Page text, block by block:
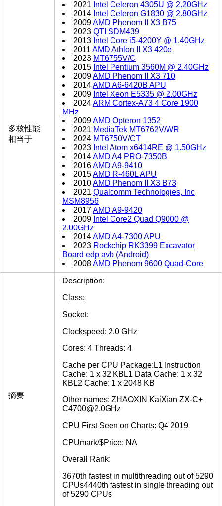
多核性能
相当于
2021 Intel Celeron 4305U @ 2.20GHz
2014 Intel Celeron G1830 @ 2.80GHz
2009AMD Phenom II X3 B75
2023 QTI SDM439
2013 Intel Core i5-4200Y @ 1.40GHz
2011AMD Athlon II X3 420e
2023 MT6755V/C
2015 Intel Pentium 3560M @ 2.40GHz
2009AMD Phenom II X3 710
2014AMD A6-6420B APU
2009 Intel Xeon E5335 @ 2.00GHz
2024ARM Cortex-A73 4 Core 1900
MHz
2009AMD Opteron 1352
2021 MediaTek MT6762V/WR
2024 MT6750V/CT
2023 Intel Atom x6414RE @ 1.50GHz
2014AMD A4 PRO-7350B
2016AMD A9-9410
2015AMD R-460L APU
2010AMD Phenom II X3 B73
2021 Qualcomm Technologies, Inc
MSM8956
2017AMD A9-9420
2009 Intel Core2 Quad Q9000 @
2.00GHz
2014AMD A4-7300 APU
2023 Rockchip RK3399 Excavator
Board edp avb (Android)
2008AMD Phenom 9600 Quad-Core
摘要
Description:
Class:
Socket:
Clockspeed: 2.0 GHz
Cores: 4 Threads: 4
Cache per CPU Package:L1 Instruction
Cache: 1 x 32 KBL1 Data Cache: 1 x 32
KBL2 Cache: 1 x 2048 KB
Other names: ZHAOXIN KaiXian ZX-C+
C4700@2.0GHz
CPU First Seen on Charts: Q4 2019
CPUmark/$Price: NA
Overall Rank:
3670th fastest in multithreading out of 5290
CPUs4440th fastest in single threading out
of 5290 CPUs